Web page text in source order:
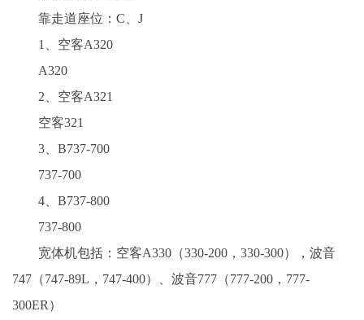
靠走道座位：C、J
1、空客A320
A320
2、空客A321
空客321
3、B737-700
737-700
4、B737-800
737-800
宽体机包括：空客A330（330-200，330-300），波音
747（747-89L，747-400）、波音777（777-200，777-
300ER）